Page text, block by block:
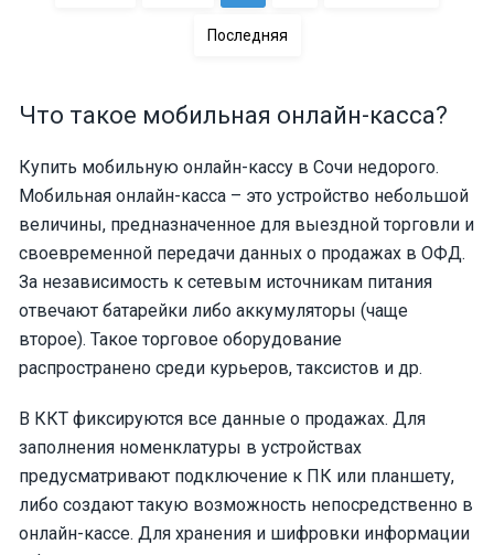
Последняя
Что такое мобильная онлайн-касса?
Купить мобильную онлайн-кассу в Сочи недорого.
Мобильная онлайн-касса – это устройство небольшой
величины, предназначенное для выездной торговли и
своевременной передачи данных о продажах в ОФД.
За независимость к сетевым источникам питания
отвечают батарейки либо аккумуляторы (чаще
второе). Такое торговое оборудование
распространено среди курьеров, таксистов и др.
В ККТ фиксируются все данные о продажах. Для
заполнения номенклатуры в устройствах
предусматривают подключение к ПК или планшету,
либо создают такую возможность непосредственно в
онлайн-кассе. Для хранения и шифровки информации